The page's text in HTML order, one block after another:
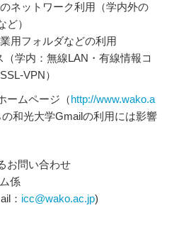
ネットワーク利用（学内外の
）
用フォルダなどの利用
学内：無線LAN・有線情報コ
VPN）
ームページ（http://www.wako.a
和光大学Gmailの利用には影響
お問い合わせ
係
： icc@wako.ac.jp)